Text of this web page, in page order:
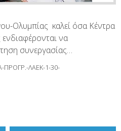
Ολυμπίας καλεί όσα Κέντρα
ενδιαφέρονται να
συνεργασίας…
ΛΑΕΚ-1-30-